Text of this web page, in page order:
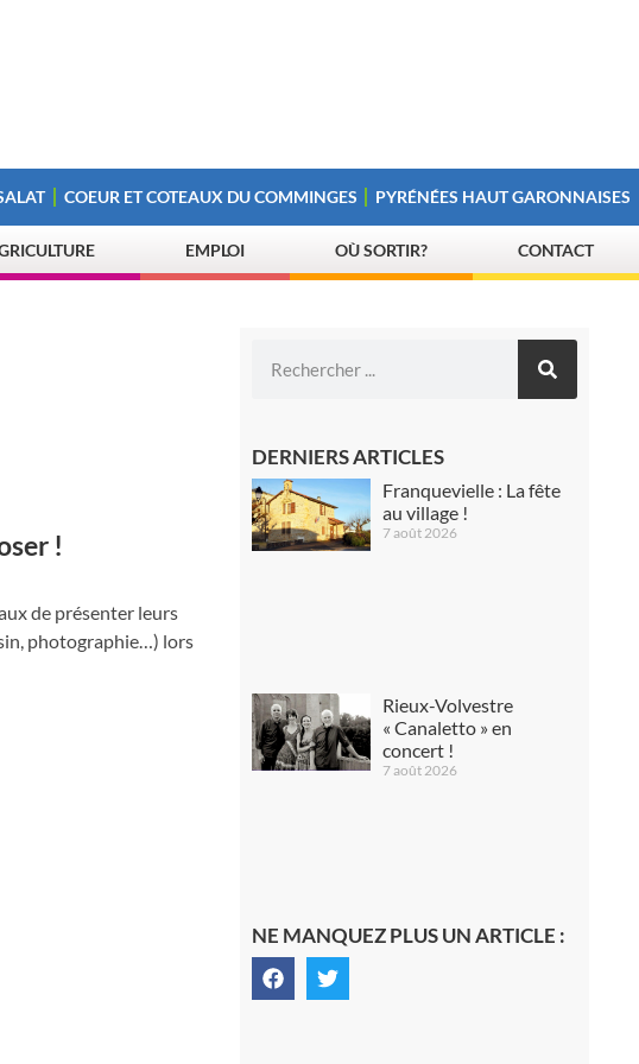
COEUR ET COTEAUX DU COMMINGES PYRÉNÉES HAUT GARONNAISES
EMPLOI OÙ SORTIR? CONTACT
!
de présenter leurs
photographie…) lors
DERNIERS ARTICLES
Franquevielle : La fête
au village !
7 août 2026
Rieux-Volvestre
« Canaletto » en
concert !
7 août 2026
NE MANQUEZ PLUS UN ARTICLE :